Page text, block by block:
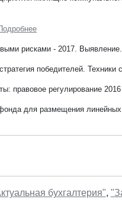
рисками - 2017.
победителей. Техники
правовое регулирование
для размещения
бухгалтерия",